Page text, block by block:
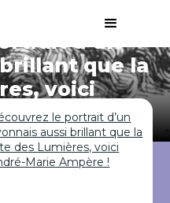
d’un
que la
voici
!
le portrait d’un
aussi brillant que la
des Lumières, voici
Marie Ampère !